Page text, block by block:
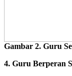
Gambar 2. Guru
4. Guru Berperan